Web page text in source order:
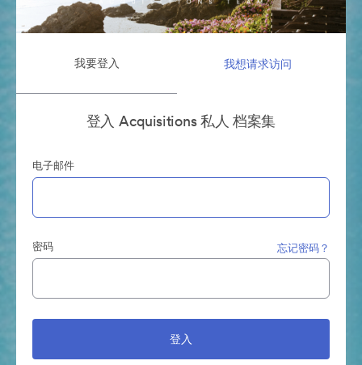
我要登入 我想请求访问
登入 Acquisitions 私人 档案集
电子邮件
密码 忘记密码？